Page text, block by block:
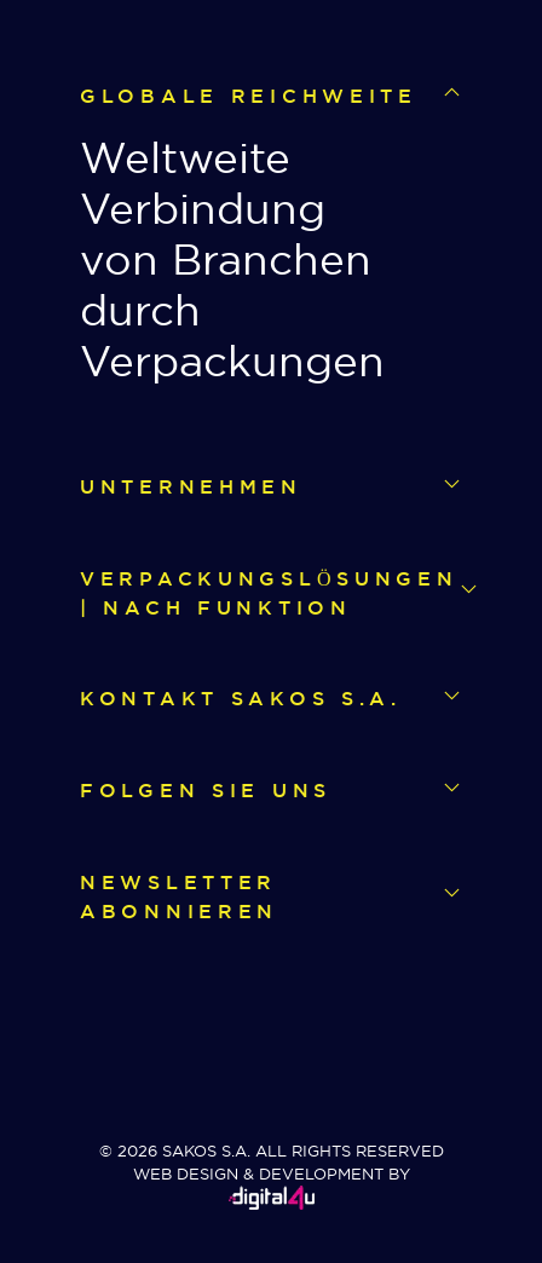
GLOBALE REICHWEITE
Weltweite
Verbindung
von Branchen
durch
Verpackungen
UNTERNEHMEN
VERPACKUNGSLÖSUNGEN
| NACH FUNKTION
KONTAKT SAKOS S.A.
FOLGEN SIE UNS
NEWSLETTER
ABONNIEREN
© 2026 SAKOS S.A. ALL RIGHTS RESERVED
WEB DESIGN & DEVELOPMENT BY